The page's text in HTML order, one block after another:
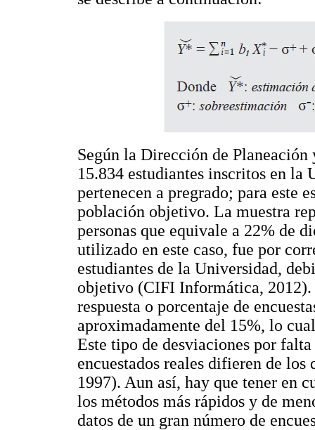
Según la Dirección de
15.834 estudiantes inscritos en la
pertenecen a pregrado; para este
población objetivo. La muestra
personas que equivale a 22% de
utilizado en este caso, fue por
estudiantes de la Universidad,
objetivo (CIFI Informática, 2012).
respuesta o porcentaje de
aproximadamente del 15%, lo
Este tipo de desviaciones por
encuestados reales difieren de
1997). Aun así, hay que tener en
los métodos más rápidos y de
datos de un gran número de